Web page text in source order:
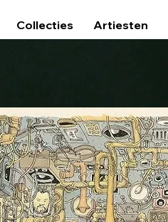
Collecties Artiesten